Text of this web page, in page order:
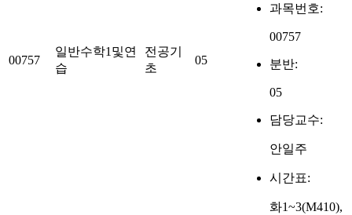
00757
일반수학1및연
습
전공기
초
05
과목번호:
00757
분반:
05
담당교수:
안일주
시간표:
화1~3(M410),